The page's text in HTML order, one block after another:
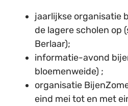
jaarlijkse organisatie
de lagere scholen op
Berlaar);
informatie-avond
bloemenweide) ;
organisatie
eind mei tot en met